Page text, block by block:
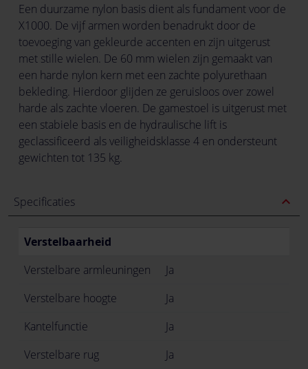
Een duurzame nylon basis dient als fundament voor de
X1000. De vijf armen worden benadrukt door de
toevoeging van gekleurde accenten en zijn uitgerust
met stille wielen. De 60 mm wielen zijn gemaakt van
een harde nylon kern met een zachte polyurethaan
bekleding. Hierdoor glijden ze geruisloos over zowel
harde als zachte vloeren. De gamestoel is uitgerust met
een stabiele basis en de hydraulische lift is
geclassificeerd als veiligheidsklasse 4 en ondersteunt
gewichten tot 135 kg.
Specificaties expand_less
Verstelbaarheid
Verstelbare armleuningen
Ja
Verstelbare hoogte
Ja
Kantelfunctie
Ja
Verstelbare rug
Ja